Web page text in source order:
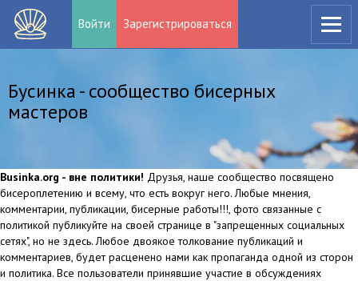
Войти Зарегистрироваться
Бусинка - сообщество бисерных
мастеров
Businka.org - вне политики! Друзья, наше сообщество посвящено
бисероплетению и всему, что есть вокруг него. Любые мнения,
комментарии, публикации, бисерные работы!!!, фото связанные с
политикой публикуйте на своей странице в "запрещенных социальных
сетях", но не здесь. Любое двоякое толкование публикаций и
комментариев, будет расценено нами как пропаганда одной из сторон
и политика. Все пользователи принявшие участие в обсуждениях